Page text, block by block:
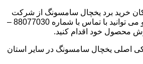
خرید برد یخچال سامسونگ از شرکت
کبیری طامه وجود دارد و می توانید با تماس با شماره 88077030 –
اصلی یخچال سامسونگ در سایر استان